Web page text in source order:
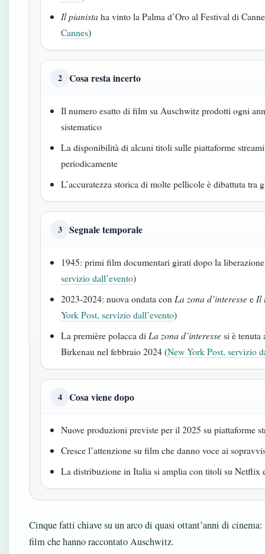
Il pianistaha vinto la Palma d’Oro al Festival di
Cannes)
2 Cosa resta incerto
Il numero esatto di film su Auschwitz prodotti ogni
sistematico
La disponibilità di alcuni titoli sulle piattaforme
periodicamente
L’accuratezza storica di molte pellicole è dibattuta tra
3 Segnale temporale
1945: primi film documentari girati dopo la
servizio dall’evento)
2023-2024: nuova ondata con La zona d’interessee Il
York Post, servizio dall’evento)
La première polacca di La zona d’interessesi è
Birkenau nel febbraio 2024 (New York Post, servizio
4 Cosa viene dopo
Nuove produzioni previste per il 2025 su piattaforme
Cresce l’attenzione su film che danno voce ai
La distribuzione in Italia si amplia con titoli su Netflix
Cinque fatti chiave su un arco di quasi ottant’anni di
film che hanno raccontato Auschwitz.